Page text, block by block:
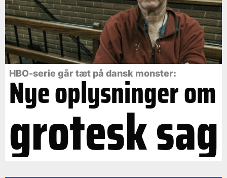
HBO-serie går tæt på dansk monster:
Nye oplysninger om
grotesk sag